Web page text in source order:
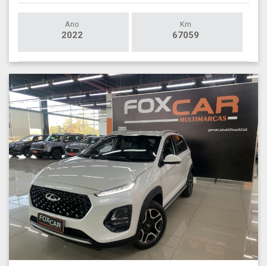
Ano
2022
Km
67059